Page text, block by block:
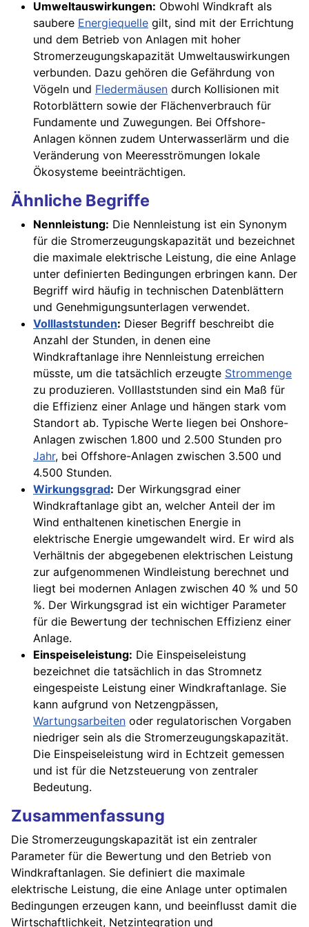
Umweltauswirkungen: Obwohl Windkraft als
saubere Energiequelle gilt, sind mit der Errichtung
und dem Betrieb von Anlagen mit hoher
Stromerzeugungskapazität Umweltauswirkungen
verbunden. Dazu gehören die Gefährdung von
Vögeln und Fledermäusen durch Kollisionen mit
Rotorblättern sowie der Flächenverbrauch für
Fundamente und Zuwegungen. Bei Offshore-
Anlagen können zudem Unterwasserlärm und die
Veränderung von Meeresströmungen lokale
Ökosysteme beeinträchtigen.
Ähnliche Begriffe
Nennleistung: Die Nennleistung ist ein Synonym
für die Stromerzeugungskapazität und bezeichnet
die maximale elektrische Leistung, die eine Anlage
unter definierten Bedingungen erbringen kann. Der
Begriff wird häufig in technischen Datenblättern
und Genehmigungsunterlagen verwendet.
Volllaststunden: Dieser Begriff beschreibt die
Anzahl der Stunden, in denen eine
Windkraftanlage ihre Nennleistung erreichen
müsste, um die tatsächlich erzeugte Strommenge
zu produzieren. Volllaststunden sind ein Maß für
die Effizienz einer Anlage und hängen stark vom
Standort ab. Typische Werte liegen bei Onshore-
Anlagen zwischen 1.800 und 2.500 Stunden pro
Jahr, bei Offshore-Anlagen zwischen 3.500 und
4.500 Stunden.
Wirkungsgrad: Der Wirkungsgrad einer
Windkraftanlage gibt an, welcher Anteil der im
Wind enthaltenen kinetischen Energie in
elektrische Energie umgewandelt wird. Er wird als
Verhältnis der abgegebenen elektrischen Leistung
zur aufgenommenen Windleistung berechnet und
liegt bei modernen Anlagen zwischen 40 % und 50
%. Der Wirkungsgrad ist ein wichtiger Parameter
für die Bewertung der technischen Effizienz einer
Anlage.
Einspeiseleistung: Die Einspeiseleistung
bezeichnet die tatsächlich in das Stromnetz
eingespeiste Leistung einer Windkraftanlage. Sie
kann aufgrund von Netzengpässen,
Wartungsarbeiten oder regulatorischen Vorgaben
niedriger sein als die Stromerzeugungskapazität.
Die Einspeiseleistung wird in Echtzeit gemessen
und ist für die Netzsteuerung von zentraler
Bedeutung.
Zusammenfassung
Die Stromerzeugungskapazität ist ein zentraler
Parameter für die Bewertung und den Betrieb von
Windkraftanlagen. Sie definiert die maximale
elektrische Leistung, die eine Anlage unter optimalen
Bedingungen erzeugen kann, und beeinflusst damit die
Wirtschaftlichkeit, Netzintegration und